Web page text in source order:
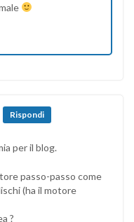
Rispondi
per il blog.
passo-passo come
(ha il motore
?